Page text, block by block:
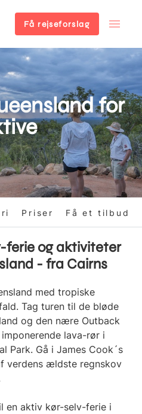
Få rejseforslag
for
Priser Få et tilbud
ferie og aktiviteter
- fra Cairns
med tropiske
Tag turen til de bløde
og den nære Outback
lava-rør i
Park. Gå i James Cook´s
verdens ældste regnskov
en aktiv kør-selv-ferie i